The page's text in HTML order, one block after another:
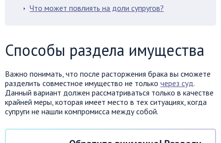
Что может повлиять на доли супругов?
Способы раздела имущества
Важно понимать, что после расторжения брака вы сможете
разделить совместное имущество не только через суд.
Данный вариант должен рассматриваться только в качестве
крайней меры, которая имеет место в тех ситуациях, когда
супруги не нашли компромисса между собой.